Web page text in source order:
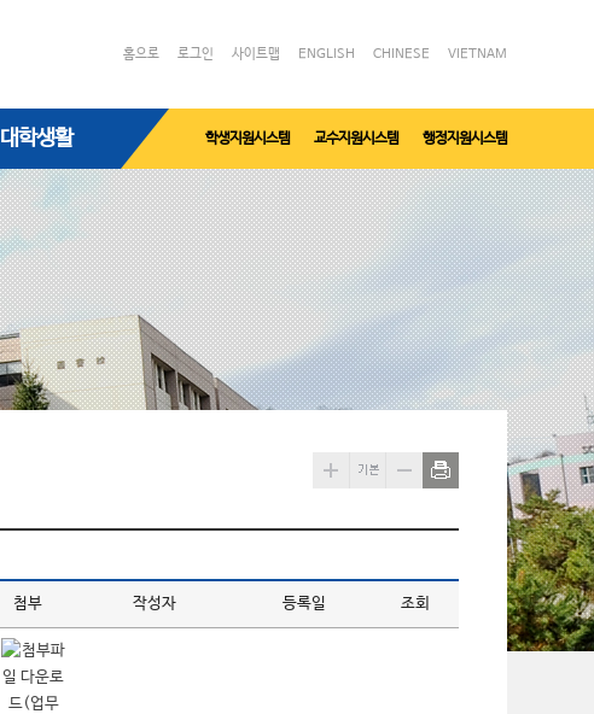
홈으로 로그인 사이트맵 ENGLISH CHINESE VIETNAM
대학생활 학생지원시스템 교수지원시스템 행정지원시스템
첨부 작성자 등록일 조회